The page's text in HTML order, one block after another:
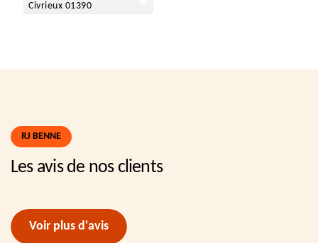
Civrieux 01390
RJ BENNE
Les avis de nos clients
Voir plus d'avis